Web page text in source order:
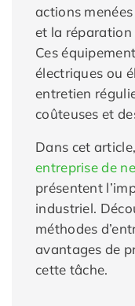
actions
et la réparation
Ces
électriques ou
entretien
coûteuses et
Dans cet
entreprise de
présentent
industriel.
méthodes
avantages de
cette tâche.